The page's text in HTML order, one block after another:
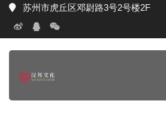
苏州市虎丘区邓尉路3号2号楼2F